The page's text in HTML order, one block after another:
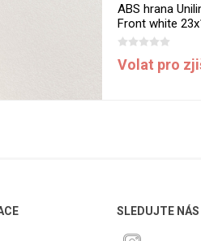
ABS hrana
Front white
Volat pro
SLEDUJTE NÁS